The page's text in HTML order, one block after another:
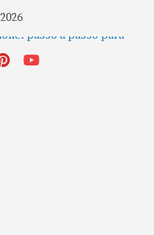
passo a passo para